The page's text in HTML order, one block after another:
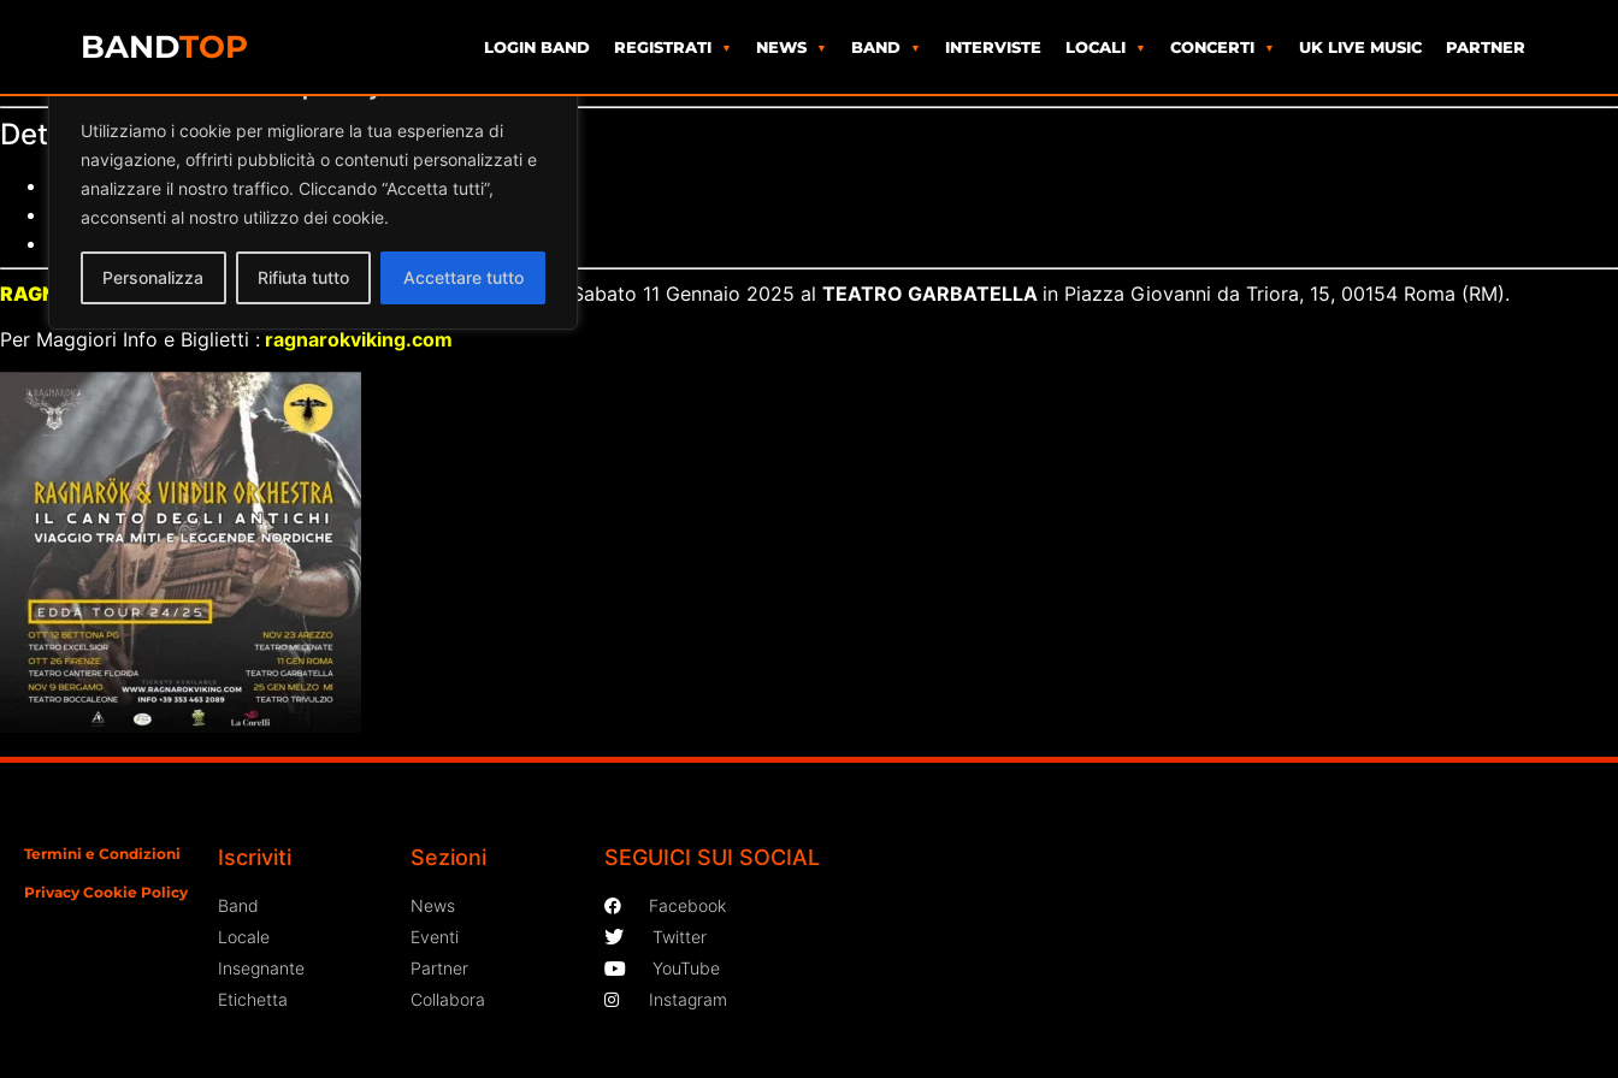
Utilizziamo i cookie per migliorare la tua esperienza di
navigazione, offrirti pubblicità o contenuti personalizzati e
analizzare il nostro traffico. Cliccando “Accetta tutti”,
acconsenti al nostro utilizzo dei cookie.
Personalizza Rifiuta tutto Accettare tutto
BANDTOP LOGIN BAND REGISTRATI NEWS BAND INTERVISTE LOCALI CONCERTI UK LIVE MUSIC PARTNER
Dettaglio eventi
Data: 11.01.2025 21:00–23:55
Luogo: TEATRO GARBATELLA
RAGNAROK & VINDUR ORCHESTRA Live Sabato 11 Gennaio 2025 al TEATRO GARBATELLA in Piazza Giovanni da Triora, 15, 00154 Roma (RM).
Per Maggiori Info e Biglietti : ragnarokviking.com
Termini e Condizioni
Privacy Cookie Policy
Iscriviti
Band
Locale
Insegnante
Etichetta
Sezioni
News
Eventi
Partner
Collabora
SEGUICI SUI SOCIAL
Facebook
Twitter
YouTube
Instagram